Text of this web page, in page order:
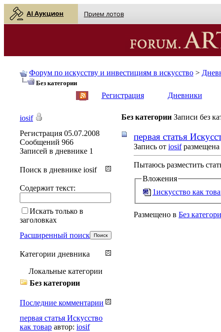
AI Аукцион Прием лотов
Форум по искусству и инвестициям в искусство >
Без категории
Регистрация Дневники
Без категории Записи без
первая статья
Запись от iosifразмещена
Пытаюсь разместить
Вложения
1искусство как
Размещено в Без
iosif
Регистрация 05.07.2008
Сообщений 966
Записей в дневнике 1
Поиск в дневнике iosif
Содержит текст:
Искать только в
заголовках
Расширенный поиск
Категории дневника
Локальные категории
Без категории
Последние комментарии
первая статья Искусство
как товар автор: iosif